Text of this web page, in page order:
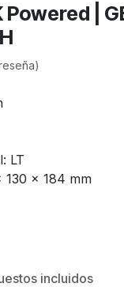
|
LT
130 x 184 mm
incluidos